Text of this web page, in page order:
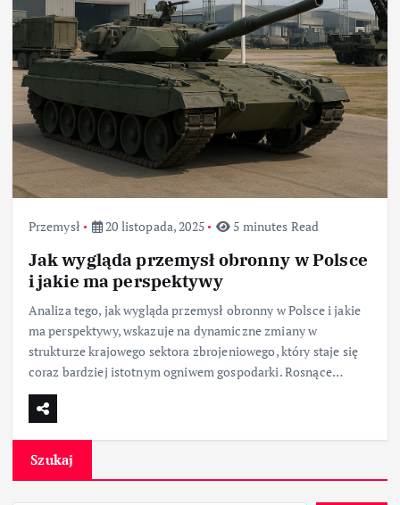
Przemysł 20 listopada, 2025 5 minutes Read
Jak wygląda przemysł obronny w Polsce
i jakie ma perspektywy
Analiza tego, jak wygląda przemysł obronny w Polsce i jakie
ma perspektywy, wskazuje na dynamiczne zmiany w
strukturze krajowego sektora zbrojeniowego, który staje się
coraz bardziej istotnym ogniwem gospodarki. Rosnące…
Szukaj